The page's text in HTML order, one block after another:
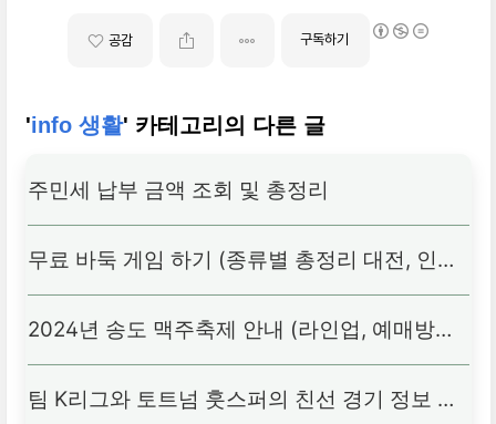
공감 구독하기
'info 생활' 카테고리의 다른 글
주민세 납부 금액 조회 및 총정리
무료 바둑 게임 하기 (종류별 총정리 대전, 인공
2024년 송도 맥주축제 안내 (라인업, 예매방법)
팀 K리그와 토트넘 훗스퍼의 친선 경기 정보 및